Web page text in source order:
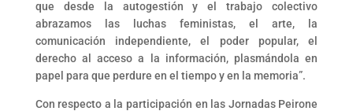
que desde la autogestión y el trabajo colectivo
abrazamos las luchas feministas, el arte, la
comunicación independiente, el poder popular, el
derecho al acceso a la información, plasmándola en
papel para que perdure en el tiempo y en la memoria”.
Con respecto a la participación en las Jornadas Peirone